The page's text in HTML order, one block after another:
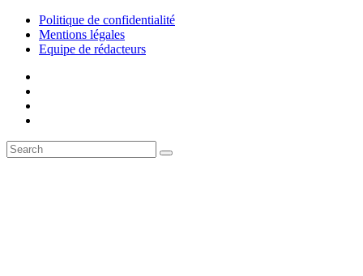
Politique de confidentialité
Mentions légales
Equipe de rédacteurs